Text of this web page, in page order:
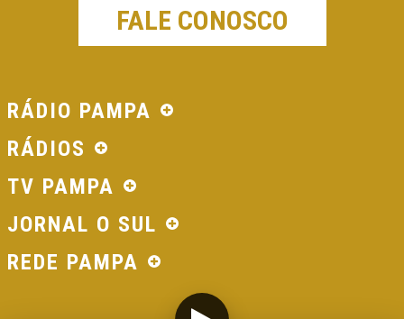
FALE CONOSCO
RÁDIO PAMPA
RÁDIOS
TV PAMPA
JORNAL O SUL
REDE PAMPA